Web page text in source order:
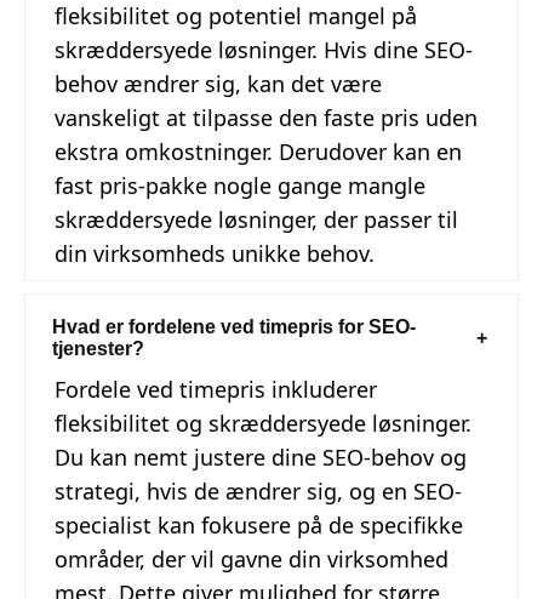
fleksibilitet og potentiel mangel på
skræddersyede løsninger. Hvis dine SEO-
behov ændrer sig, kan det være
vanskeligt at tilpasse den faste pris uden
ekstra omkostninger. Derudover kan en
fast pris-pakke nogle gange mangle
skræddersyede løsninger, der passer til
din virksomheds unikke behov.
Hvad er fordelene ved timepris for SEO-
tjenester?
Fordele ved timepris inkluderer
fleksibilitet og skræddersyede løsninger.
Du kan nemt justere dine SEO-behov og
strategi, hvis de ændrer sig, og en SEO-
specialist kan fokusere på de specifikke
områder, der vil gavne din virksomhed
mest. Dette giver mulighed for større